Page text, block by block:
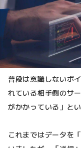
普段は意識しないポ
れている相手側のサ
がかかっている」と
これまではデータを